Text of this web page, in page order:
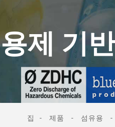
용제 기
집 제품 섬유용